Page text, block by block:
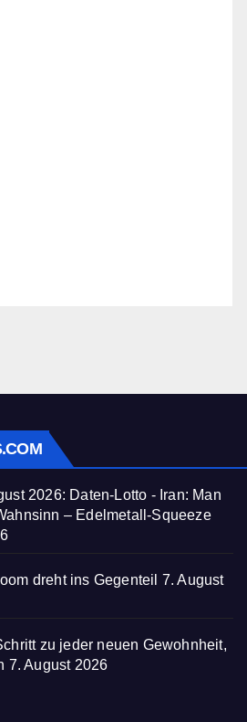
2026: Daten-Lotto - Iran: Man
– Edelmetall-Squeeze
dreht ins Gegenteil 7. August
zu jeder neuen Gewohnheit,
7. August 2026